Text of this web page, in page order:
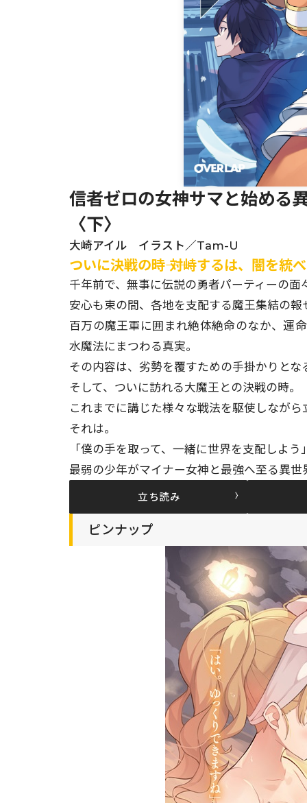
信者ゼロの女神サマと始める
〈下〉
大崎アイル イラスト／Tam-U
ついに決戦の時―― 対峙するは、闇を統
千年前で、無事に伝説の勇者パーティーの
安心も束の間、各地を支配する魔王集結の報
百万の魔王軍に囲まれ絶体絶命のなか、運
水魔法にまつわる真実。
その内容は、劣勢を覆すための手掛かりとな
そして、ついに訪れる大魔王との決戦の時。
これまでに講じた様々な戦法を駆使しながら
それは。
「僕の手を取って、一緒に世界を支配しよう
最弱の少年がマイナー女神と最強へ至る異世
立ち読み
ピンナップ